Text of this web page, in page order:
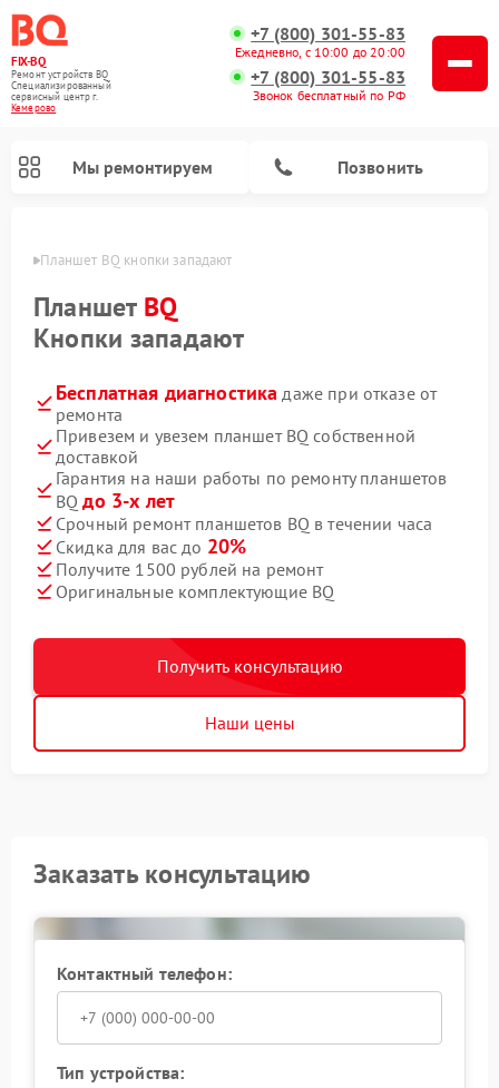
FIX-BQ
Ремонт устройств BQ
Специализированный
cервисный центр г.
Кемерово
+7 (800) 301-55-83
Ежедневно, с 10:00 до 20:00
+7 (800) 301-55-83
Звонок бесплатный по РФ
Мы ремонтируем Позвонить
Планшет BQ кнопки западают
Планшет BQ
Кнопки западают
Бесплатная диагностика даже при отказе от
ремонта
Привезем и увезем планшет BQ собственной
доставкой
Гарантия на наши работы по ремонту планшетов
BQдо 3-х лет
Срочный ремонт планшетов BQ в течении часа
Скидка для вас до 20%
Получите 1500 рублей на ремонт
Оригинальные комплектующие BQ
Получить консультацию
Наши цены
Заказать консультацию
Контактный телефон:
Тип устройства: